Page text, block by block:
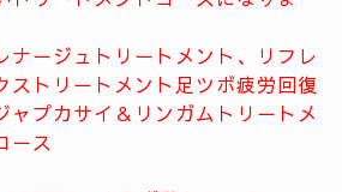
も癒されます。
におすすめ致します。